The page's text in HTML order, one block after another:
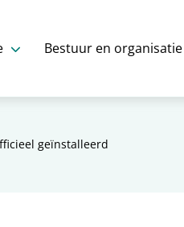
Bestuur en organisatie
geïnstalleerd